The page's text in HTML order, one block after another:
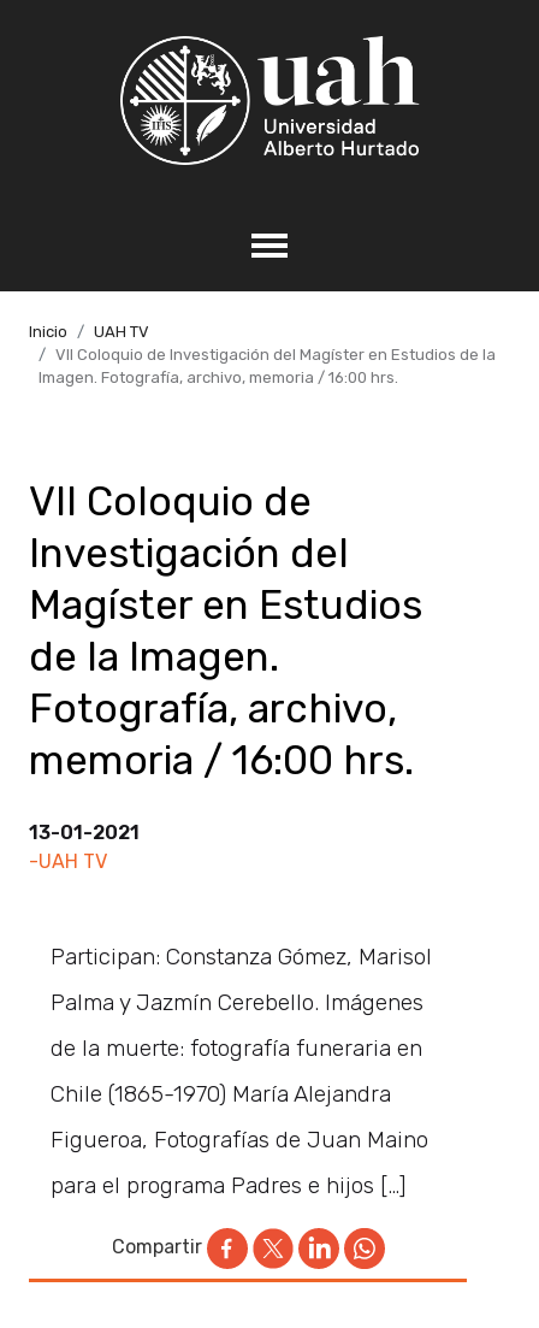
Inicio
UAH TV
VII Coloquio de Investigación del Magíster en Estudios de la
Imagen. Fotografía, archivo, memoria / 16:00 hrs.
VII Coloquio de
Investigación del
Magíster en Estudios
de la Imagen.
Fotografía, archivo,
memoria / 16:00 hrs.
13-01-2021
-UAH TV
Participan: Constanza Gómez, Marisol
Palma y Jazmín Cerebello. Imágenes
de la muerte: fotografía funeraria en
Chile (1865-1970) María Alejandra
Figueroa, Fotografías de Juan Maino
para el programa Padres e hijos […]
Compartir